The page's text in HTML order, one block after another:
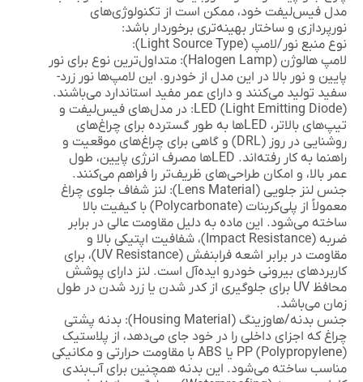
مدل فیس‌لیفت خود، ممکن است از تکنولوژی‌های
نورپردازی و ساختار بهینه‌تری برخوردار باشد:
نوع منبع نور/لامپ (Light Source Type):
لامپ هالوژن (Halogen Lamp):
متداول‌ترین نوع برای نور
پایین و نور بالا در این مدل از خودرو. این لامپ‌ها نور زرد-
سفید تولید می‌کنند و دارای عمر مفید استاندارد می‌باشند.
LED (Light Emitting Diode): در مدل‌های فیس‌لیفت و
تیپ‌های بالاتر، LEDها به طور گسترده برای چراغ‌های
روشنایی در روز (DRL) و گاهی برای چراغ‌های موقعیت و
راهنما به کار رفته‌اند. LEDها مصرف انرژی پایین، طول
عمر بالا، و امکان طراحی‌های ظریف‌تر را فراهم می‌کنند.
جنس لنز جلویی (Lens Material):
لنز شفاف جلوی چراغ
معمولاً از پلی‌کربنات (Polycarbonate)
با کیفیت بالا
ساخته می‌شود. این ماده به دلیل مقاومت عالی در برابر
ضربه (Impact Resistance)، شفافیت اپتیکی بالا و
مقاومت در برابر اشعه فرابنفش (UV Resistance)، برای
کاربردهای بیرونی خودرو ایده‌آل است. لنز دارای پوشش
محافظ UV برای جلوگیری از کدر شدن یا زرد شدن در طول
زمان می‌باشد.
جنس بدنه/هاوزینگ (Housing Material):
بدنه پشتی
چراغ که اجزای داخلی را در خود جای می‌دهد، از پلاستیک
PP (Polypropylene)
یا ABS با مقاومت حرارتی و مکانیکی
مناسب ساخته می‌شود. این بدنه همچنین برای آب‌بندی